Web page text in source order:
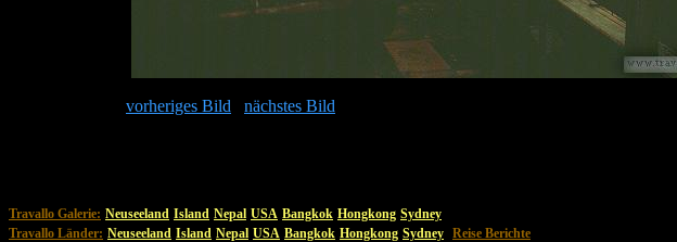
vorheriges Bild nächstes Bild
Travallo Galerie: Neuseeland Island Nepal USA Bangkok Hongkong Sydney
Travallo Länder: Neuseeland Island Nepal USA Bangkok Hongkong Sydney Reise Berichte